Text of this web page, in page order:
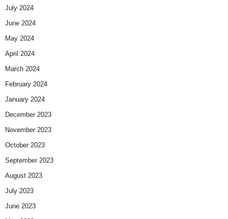
July 2024
June 2024
May 2024
April 2024
March 2024
February 2024
January 2024
December 2023
November 2023
October 2023
September 2023
August 2023
July 2023
June 2023